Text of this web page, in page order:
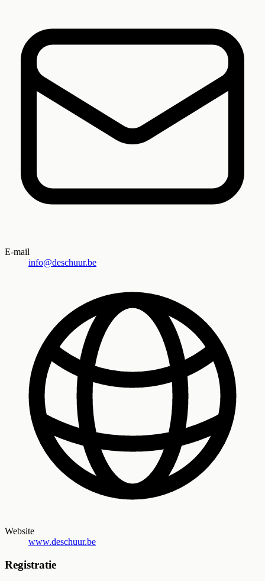
E-mail
info@deschuur.be
Website
www.deschuur.be
Registratie